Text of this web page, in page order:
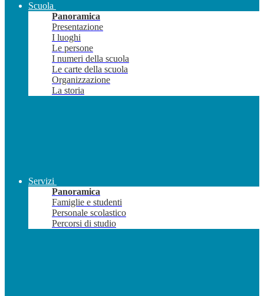
Scuola
Panoramica
Presentazione
I luoghi
Le persone
I numeri della scuola
Le carte della scuola
Organizzazione
La storia
Servizi
Panoramica
Famiglie e studenti
Personale scolastico
Percorsi di studio